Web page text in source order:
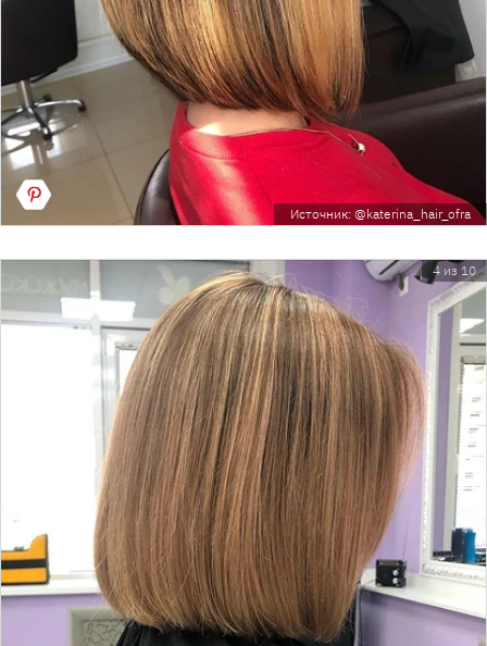
Источник: @katerina_hair_ofra
4 из 10